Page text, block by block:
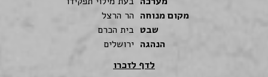
מקום מנוחה הר הרצל
שבט בית הכרם
הנהגה ירושלים
לדף לזכרו